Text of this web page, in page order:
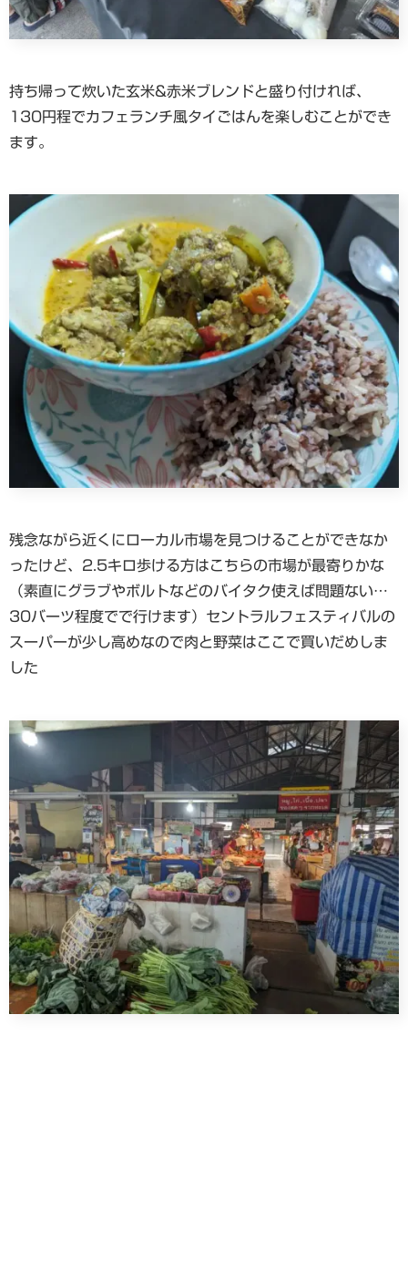
持ち帰って炊いた玄米&赤米ブレンドと盛り付ければ、
130円程でカフェランチ風タイごはんを楽しむことができ
ます。
残念ながら近くにローカル市場を見つけることができなか
ったけど、2.5キロ歩ける方はこちらの市場が最寄りかな
（素直にグラブやボルトなどのバイタク使えば問題ない…
30バーツ程度でで行けます）セントラルフェスティバルの
スーパーが少し高めなので肉と野菜はここで買いだめしま
した